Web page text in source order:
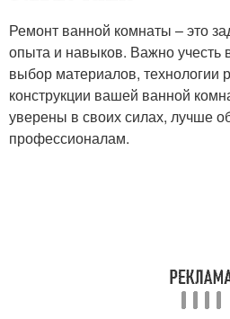
Ремонт ванной комнаты – это
опыта и навыков. Важно учесть
выбор материалов, технологии
конструкции вашей ванной
уверены в своих силах, лучше
профессионалам.